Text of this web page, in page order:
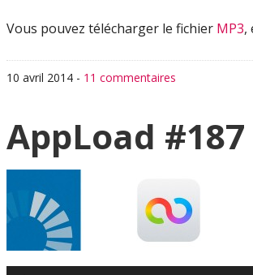
Vous pouvez télécharger le fichier MP3,
10 avril 2014 - 11 commentaires
AppLoad